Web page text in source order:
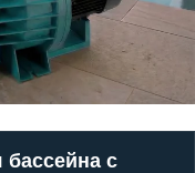
бассейна c